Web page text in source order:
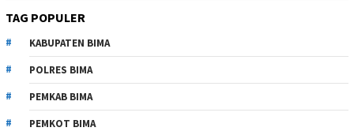
TAG POPULER
KABUPATEN BIMA
POLRES BIMA
PEMKAB BIMA
PEMKOT BIMA